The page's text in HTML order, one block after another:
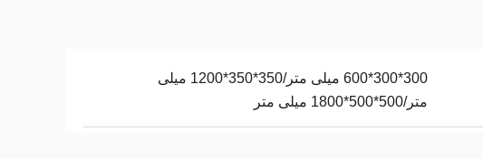
300*300*600 میلی متر/350*350*1200 میلی
متر/500*500*1800 میلی متر